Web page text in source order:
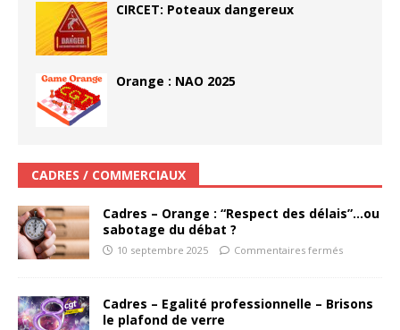
CIRCET: Poteaux dangereux
Orange : NAO 2025
CADRES / COMMERCIAUX
Cadres – Orange : “Respect des délais”…ou
sabotage du débat ?
10 septembre 2025 Commentaires fermés
Cadres – Egalité professionnelle – Brisons
le plafond de verre